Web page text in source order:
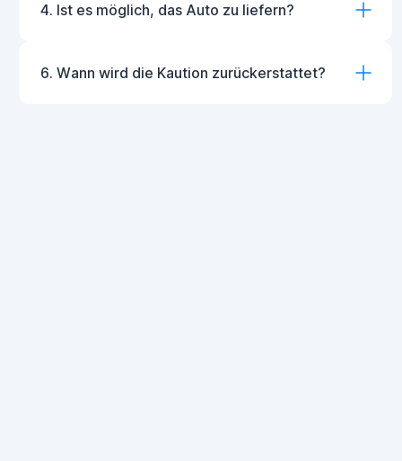
4. Ist es möglich, das Auto zu liefern?
6. Wann wird die Kaution zurückerstattet?